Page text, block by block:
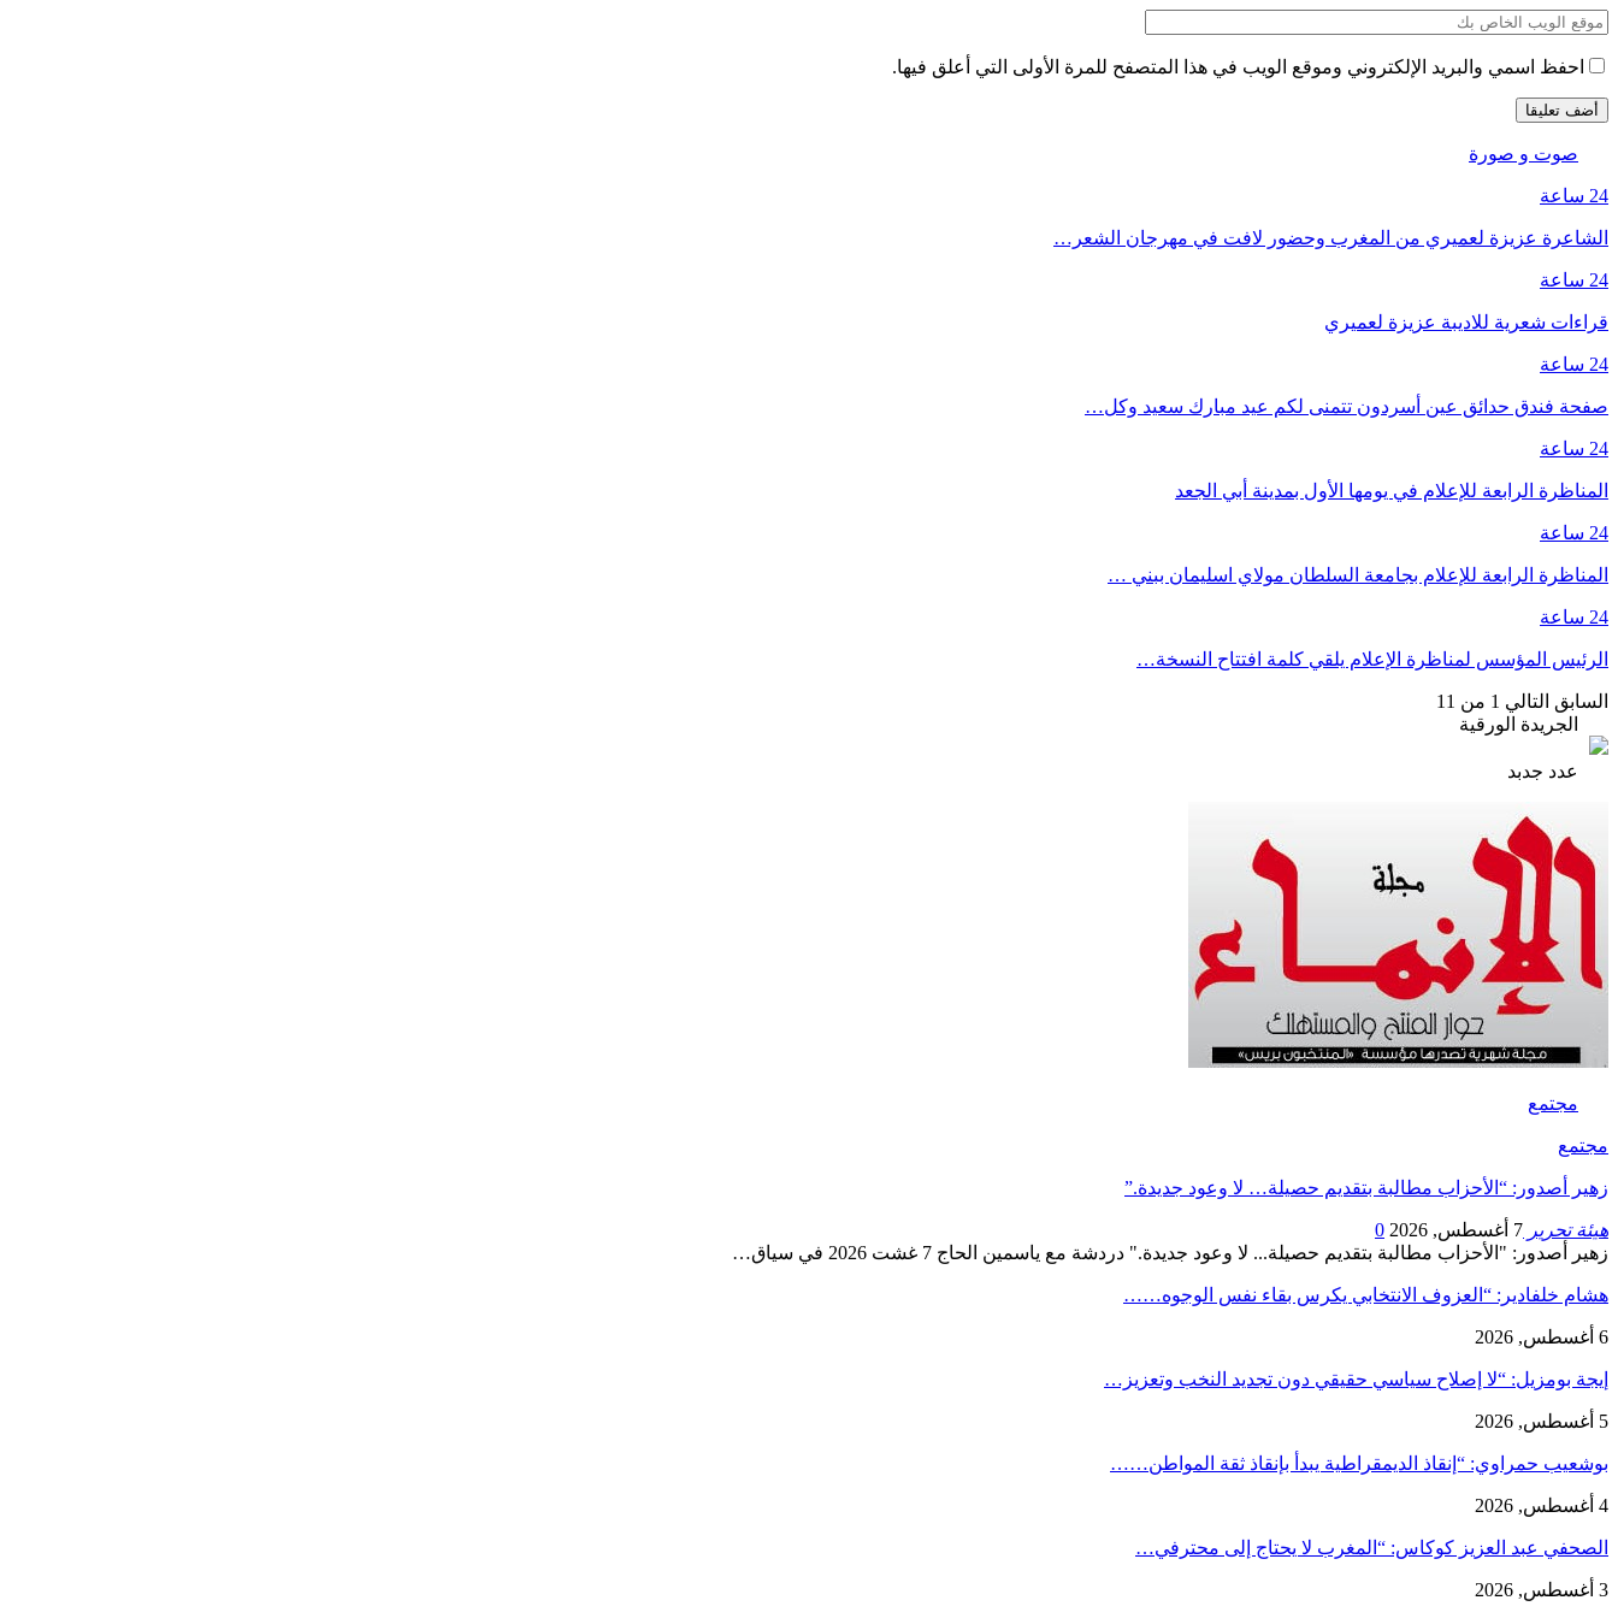
احفظ اسمي والبريد الإلكتروني وموقع الويب في هذا المتصفح للمرة الأولى التي أعلق فيها.
صوت و صورة
24 ساعة
الشاعرة عزيزة لعميري من المغرب وحضور لافت في مهرجان الشعر…
24 ساعة
قراءات شعرية للاديبة عزيزة لعميري
24 ساعة
صفحة فندق حدائق عين أسردون تتمنى لكم عيد مبارك سعيد وكل…
24 ساعة
المناظرة الرابعة للإعلام في يومها الأول بمدينة أبي الجعد
24 ساعة
المناظرة الرابعة للإعلام بجامعة السلطان مولاي اسليمان ببني …
24 ساعة
الرئيس المؤسس لمناظرة الإعلام يلقي كلمة افتتاح النسخة…
السابق التالي 1 من 11
الجريدة الورقية
عدد جدبد
مجتمع
مجتمع
زهير أصدور: “الأحزاب مطالبة بتقديم حصيلة… لا وعود جديدة.”
هيئة تحرير 7 أغسطس, 2026
0
زهير أصدور: "الأحزاب مطالبة بتقديم حصيلة... لا وعود جديدة." دردشة مع ياسمين الحاج 7 غشت 2026 في سياق…
هشام خلفادير: “العزوف الانتخابي يكرس بقاء نفس الوجوه……
6 أغسطس, 2026
إيجة بومزيل: “لا إصلاح سياسي حقيقي دون تجديد النخب وتعزيز…
5 أغسطس, 2026
بوشعيب حمراوي: “إنقاذ الديمقراطية يبدأ بإنقاذ ثقة المواطن……
4 أغسطس, 2026
الصحفي عبد العزيز كوكاس: “المغرب لا يحتاج إلى محترفي…
3 أغسطس, 2026